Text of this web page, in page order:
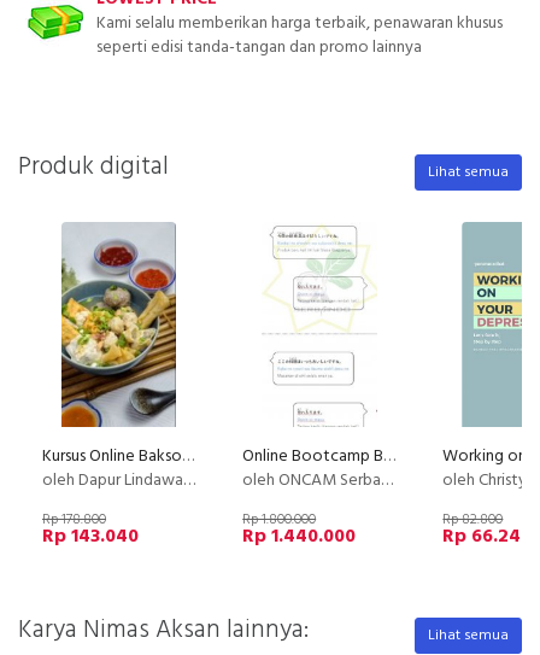
Kami selalu memberikan harga terbaik, penawaran khusus
seperti edisi tanda-tangan dan promo lainnya
Produk digital Lihat semua
Kursus Online Bakso Malang Dapur Lindawaty PU
oleh Dapur Lindawaty
Rp 178.800
Rp 143.040
Online Bootcamp Bahasa Jepang untuk Karir di Jepang
oleh ONCAM Serbaindo
Rp 1.800.000
Rp 1.440.000
oleh Christy
Rp 82.800
Rp 66.240
Karya Nimas Aksan lainnya: Lihat semua